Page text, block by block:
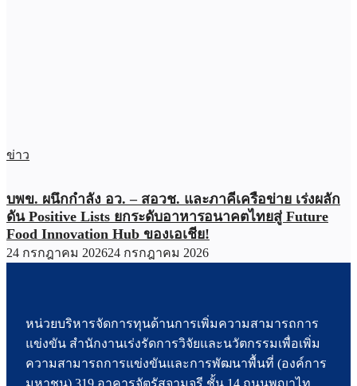
ข่าว
บพข. ผนึกกำลัง อว. – สอวช. และภาคีเครือข่าย เร่งผลัก
ดัน Positive Lists ยกระดับอาหารอนาคตไทยสู่ Future
Food Innovation Hub ของเอเชีย!
24 กรกฎาคม 202624 กรกฎาคม 2026
หน่วยบริหารจัดการทุนด้านการเพิ่มความสามารถการ
แข่งขัน สำนักงานเร่งรัดการวิจัยและนวัตกรรมเพื่อเพิ่ม
ความสามารถการแข่งขันและการพัฒนาพื้นที่ (องค์การ